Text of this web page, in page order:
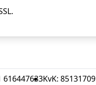
616447633KvK: 85131709